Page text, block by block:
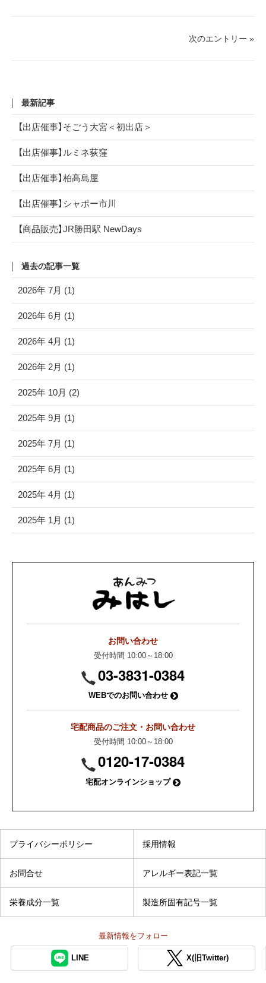
次のエントリー »
最新記事
【出店催事】そごう大宮＜初出店＞
【出店催事】ルミネ荻窪
【出店催事】柏髙島屋
【出店催事】シャポー市川
【商品販売】JR勝田駅 NewDays
過去の記事一覧
2026年 7月 (1)
2026年 6月 (1)
2026年 4月 (1)
2026年 2月 (1)
2025年 10月 (2)
2025年 9月 (1)
2025年 7月 (1)
2025年 6月 (1)
2025年 4月 (1)
2025年 1月 (1)
お問い合わせ
受付時間 10:00～18:00
03-3831-0384
WEBでのお問い合わせ
宅配商品のご注文・お問い合わせ
受付時間 10:00～18:00
0120-17-0384
宅配オンラインショップ
プライバシーポリシー 採用情報
お問合せ アレルギー表記一覧
栄養成分一覧 製造所固有記号一覧
最新情報をフォロー
LINE X(旧Twitter)